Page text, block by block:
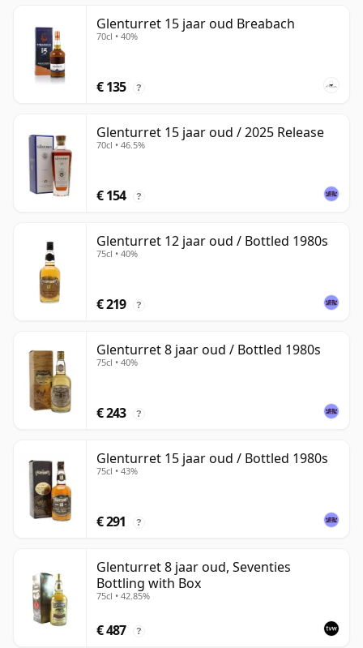
Glenturret 15 jaar oud Breabach
70cl • 40%
€ 135 ?
Glenturret 15 jaar oud / 2025 Release
70cl • 46.5%
€ 154 ?
Glenturret 12 jaar oud / Bottled 1980s
75cl • 40%
€ 219 ?
Glenturret 8 jaar oud / Bottled 1980s
75cl • 40%
€ 243 ?
Glenturret 15 jaar oud / Bottled 1980s
75cl • 43%
€ 291 ?
Glenturret 8 jaar oud, Seventies
Bottling with Box
75cl • 42.85%
€ 487 ?